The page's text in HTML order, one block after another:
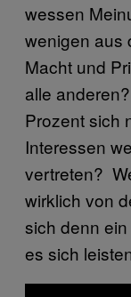
wessen
wenigen aus
Macht und
alle
Prozent sich
Interessen
vertreten?
wirklich von
sich denn
es sich